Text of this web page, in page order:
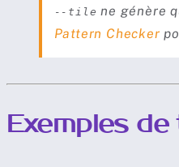
--tile ne génère
Pattern Checker
Exemples